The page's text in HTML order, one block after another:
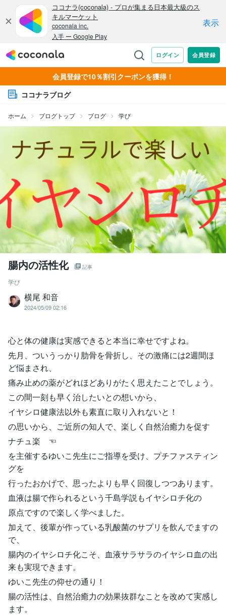
会員登録で10％割引クーポンを獲得！
ココナラブログ
ホーム ブログトップ ブログ 学び
腸内の活性化 記事
学び
横尾 和音
2024/05/09 02:16
心と体の健康は実感できると本当に幸せですよね。
先月、ついうっかり肋骨を骨折し、その激痛には2週間ほ
ど悩まされ、
痛み止めの薬がどれほどありがたく思えたことでしょう。
この間一刻も早く治したいとの想いから、
イヤシロ健康法以外も素直に取り入れないと！
の思いから、ご近所の知人で、楽しく自然治癒力を促す
ナチュ楽 ☜
を主催するゆいこ先生にご指導を受け、プチファスティン
グを
行ったおかげで、思ったよりも早く回復しつつあります。
血液は腸で作られるという千島学説もイヤシロチ化の
原点ですので楽しく学べました。
加えて、後輩が作っている乳酸菌のサプリを飲んでますの
で、
腸内のイヤシロチ化こそ、血液サラサラのイヤシロ血の出
来も実現できます。
ゆいこ先生の仰せの通り！
腸の活性は、自然治癒力の効果抜群なことを改めて実感し
ます。